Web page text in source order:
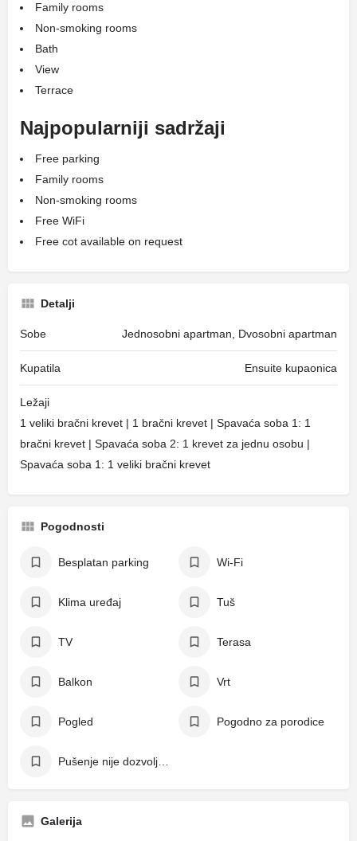
Family rooms
Non-smoking rooms
Bath
View
Terrace
Najpopularniji sadržaji
Free parking
Family rooms
Non-smoking rooms
Free WiFi
Free cot available on request
Detalji
Sobe Jednosobni apartman, Dvosobni apartman
Kupatila Ensuite kupaonica
Ležaji
1 veliki bračni krevet | 1 bračni krevet | Spavaća soba 1: 1
bračni krevet | Spavaća soba 2: 1 krevet za jednu osobu |
Spavaća soba 1: 1 veliki bračni krevet
Pogodnosti
Besplatan parking Wi-Fi
Klima uređaj Tuš
TV Terasa
Balkon Vrt
Pogled Pogodno za porodice
Galerija